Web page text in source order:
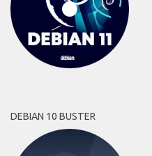
DEBIAN 10 BUSTER